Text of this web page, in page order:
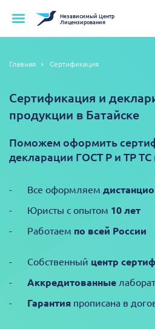
НезависимыйЦентр
Лицензирования
Главная Сертификация
Сертификация и
продукции в Батайске
Поможем оформить
декларации ГОСТ Р и ТР ТС
Все оформляем
Юристы с опытом 10 лет
Работаем по всей России
Собственный центр
Аккредитованные
Гарантия прописана в